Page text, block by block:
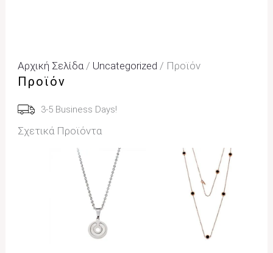
Αρχική Σελίδα / Uncategorized / Προϊόν
Προϊόν
3-5 Business Days!
Σχετικά Προϊόντα